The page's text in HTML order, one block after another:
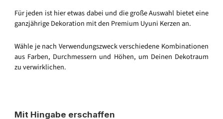
Für jeden ist hier etwas dabei und die große Auswahl bietet eine
ganzjährige Dekoration mit den Premium Uyuni Kerzen an.
Wähle je nach Verwendungszweck verschiedene Kombinationen
aus Farben, Durchmessern und Höhen, um Deinen Dekotraum
zu verwirklichen.
Mit Hingabe erschaffen